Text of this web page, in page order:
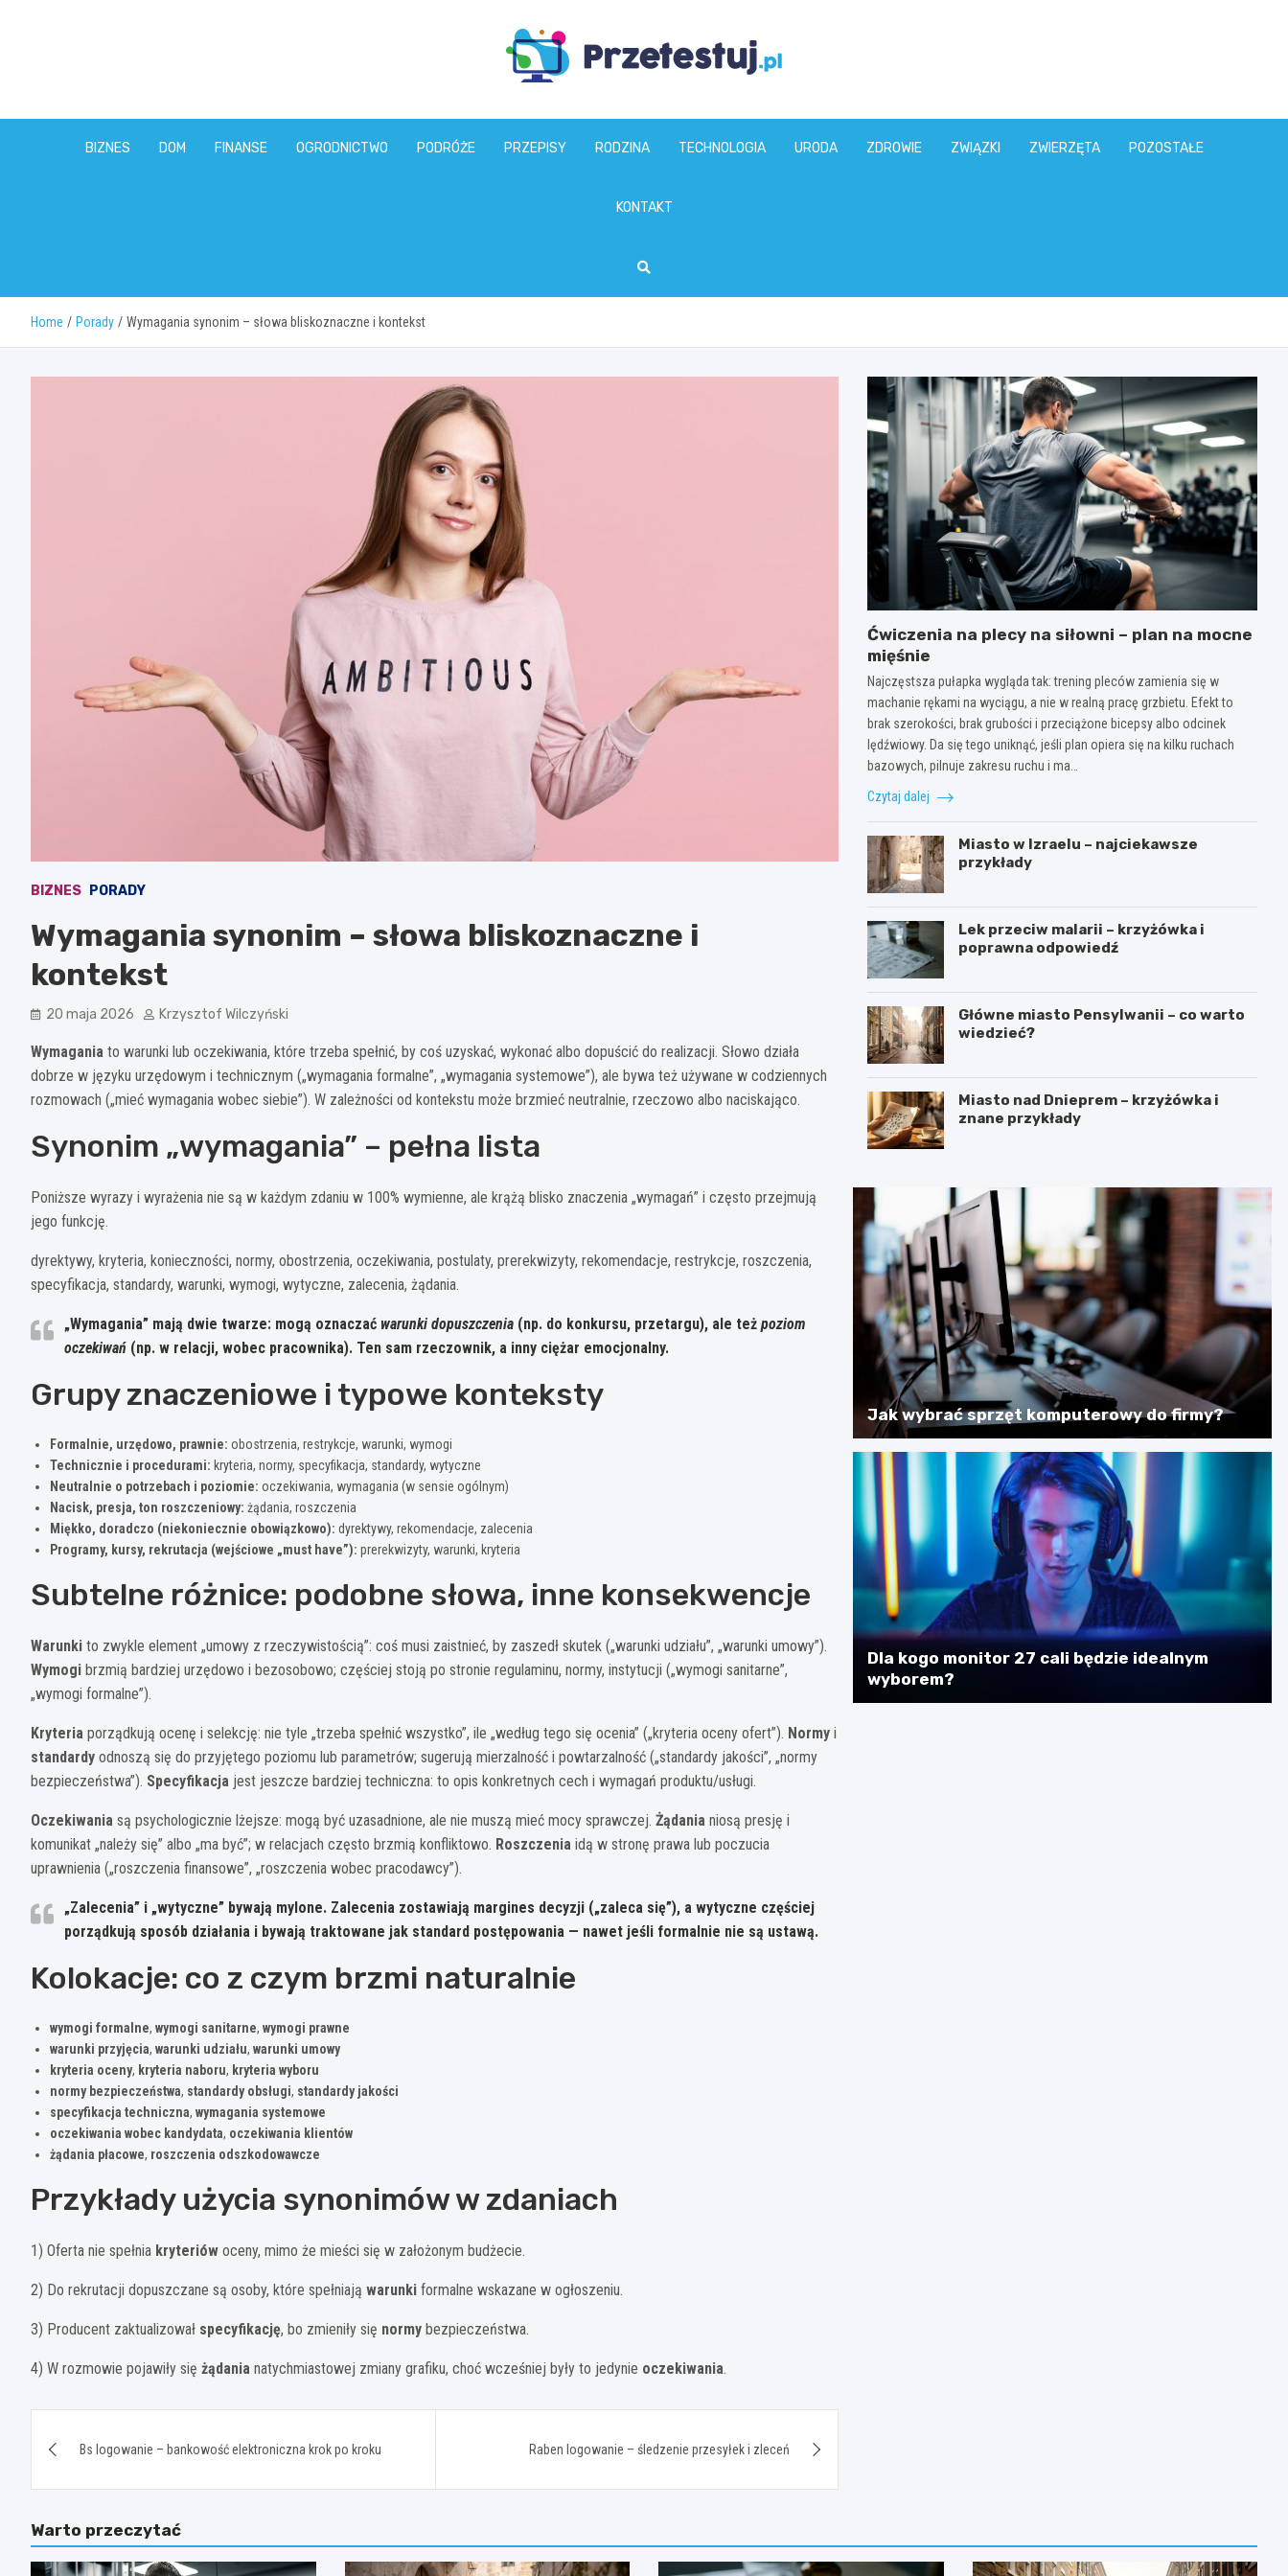
przetestuj.pl
BIZNES DOM FINANSE OGRODNICTWO PODRÓŻE PRZEPISY RODZINA TECHNOLOGIA URODA ZDROWIE ZWIĄZKI ZWIERZĘTA POZOSTAŁE
KONTAKT
Home Porady Wymagania synonim – słowa bliskoznaczne i kontekst
BIZNES PORADY
Wymagania synonim – słowa bliskoznaczne i
kontekst
20 maja 2026 Krzysztof Wilczyński
Wymagania to warunki lub oczekiwania, które trzeba spełnić, by coś uzyskać, wykonać albo dopuścić do realizacji. Słowo działa
dobrze w języku urzędowym i technicznym („wymagania formalne”, „wymagania systemowe”), ale bywa też używane w codziennych
rozmowach („mieć wymagania wobec siebie”). W zależności od kontekstu może brzmieć neutralnie, rzeczowo albo naciskająco.
Synonim „wymagania” – pełna lista
Poniższe wyrazy i wyrażenia nie są w każdym zdaniu w 100% wymienne, ale krążą blisko znaczenia „wymagań” i często przejmują
jego funkcję.
dyrektywy, kryteria, konieczności, normy, obostrzenia, oczekiwania, postulaty, prerekwizyty, rekomendacje, restrykcje, roszczenia,
specyfikacja, standardy, warunki, wymogi, wytyczne, zalecenia, żądania.
„Wymagania” mają dwie twarze: mogą oznaczać warunki dopuszczenia (np. do konkursu, przetargu), ale też poziom
oczekiwań (np. w relacji, wobec pracownika). Ten sam rzeczownik, a inny ciężar emocjonalny.
Grupy znaczeniowe i typowe konteksty
Formalnie, urzędowo, prawnie: obostrzenia, restrykcje, warunki, wymogi
Technicznie i procedurami: kryteria, normy, specyfikacja, standardy, wytyczne
Neutralnie o potrzebach i poziomie: oczekiwania, wymagania (w sensie ogólnym)
Nacisk, presja, ton roszczeniowy: żądania, roszczenia
Miękko, doradczo (niekoniecznie obowiązkowo): dyrektywy, rekomendacje, zalecenia
Programy, kursy, rekrutacja (wejściowe „must have”): prerekwizyty, warunki, kryteria
Subtelne różnice: podobne słowa, inne konsekwencje
Warunki to zwykle element „umowy z rzeczywistością”: coś musi zaistnieć, by zaszedł skutek („warunki udziału”, „warunki umowy”).
Wymogi brzmią bardziej urzędowo i bezosobowo; częściej stoją po stronie regulaminu, normy, instytucji („wymogi sanitarne”,
„wymogi formalne”).
Kryteria porządkują ocenę i selekcję: nie tyle „trzeba spełnić wszystko”, ile „według tego się ocenia” („kryteria oceny ofert”). Normy i
standardy odnoszą się do przyjętego poziomu lub parametrów; sugerują mierzalność i powtarzalność („standardy jakości”, „normy
bezpieczeństwa”). Specyfikacja jest jeszcze bardziej techniczna: to opis konkretnych cech i wymagań produktu/usługi.
Oczekiwania są psychologicznie lżejsze: mogą być uzasadnione, ale nie muszą mieć mocy sprawczej. Żądania niosą presję i
komunikat „należy się” albo „ma być”; w relacjach często brzmią konfliktowo. Roszczenia idą w stronę prawa lub poczucia
uprawnienia („roszczenia finansowe”, „roszczenia wobec pracodawcy”).
„Zalecenia” i „wytyczne” bywają mylone. Zalecenia zostawiają margines decyzji („zaleca się”), a wytyczne częściej
porządkują sposób działania i bywają traktowane jak standard postępowania — nawet jeśli formalnie nie są ustawą.
Kolokacje: co z czym brzmi naturalnie
wymogi formalne, wymogi sanitarne, wymogi prawne
warunki przyjęcia, warunki udziału, warunki umowy
kryteria oceny, kryteria naboru, kryteria wyboru
normy bezpieczeństwa, standardy obsługi, standardy jakości
specyfikacja techniczna, wymagania systemowe
oczekiwania wobec kandydata, oczekiwania klientów
żądania płacowe, roszczenia odszkodowawcze
Przykłady użycia synonimów w zdaniach
1) Oferta nie spełnia kryteriów oceny, mimo że mieści się w założonym budżecie.
2) Do rekrutacji dopuszczane są osoby, które spełniają warunki formalne wskazane w ogłoszeniu.
3) Producent zaktualizował specyfikację, bo zmieniły się normy bezpieczeństwa.
4) W rozmowie pojawiły się żądania natychmiastowej zmiany grafiku, choć wcześniej były to jedynie oczekiwania.
wpisuBs logowanie – bankowość elektroniczna krok po kroku Raben logowanie – śledzenie przesyłek i zleceń
Ćwiczenia na plecy na siłowni – plan na mocne
mięśnie
Najczęstsza pułapka wygląda tak: trening pleców zamienia się w
machanie rękami na wyciągu, a nie w realną pracę grzbietu. Efekt to
brak szerokości, brak grubości i przeciążone bicepsy albo odcinek
lędźwiowy. Da się tego uniknąć, jeśli plan opiera się na kilku ruchach
bazowych, pilnuje zakresu ruchu i ma…
Czytaj dalej
Miasto w Izraelu – najciekawsze
przykłady
Lek przeciw malarii – krzyżówka i
poprawna odpowiedź
Główne miasto Pensylwanii – co warto
wiedzieć?
Miasto nad Dnieprem – krzyżówka i
znane przykłady
Jak wybrać sprzęt komputerowy do firmy?
Dla kogo monitor 27 cali będzie idealnym
wyborem?
Warto przeczytać